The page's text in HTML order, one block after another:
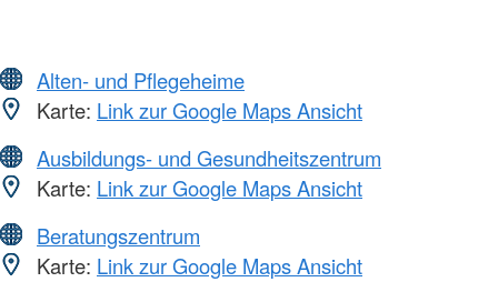
Alten- und Pflegeheime
Karte: Link zur Google Maps Ansicht
Ausbildungs- und Gesundheitszentrum
Karte: Link zur Google Maps Ansicht
Beratungszentrum
Karte: Link zur Google Maps Ansicht